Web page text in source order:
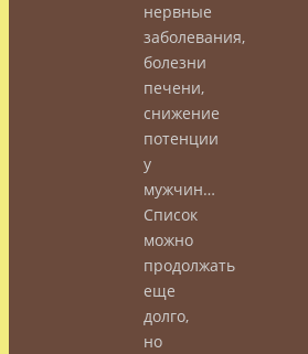
нервные
заболевания,
болезни
печени,
снижение
потенции
у
мужчин…
Список
можно
продолжать
еще
долго,
но